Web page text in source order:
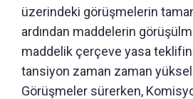
üzerindeki görüşmelerin
ardından maddelerin
maddelik çerçeve yasa
tansiyon zaman zaman
Görüşmeler sürerken,